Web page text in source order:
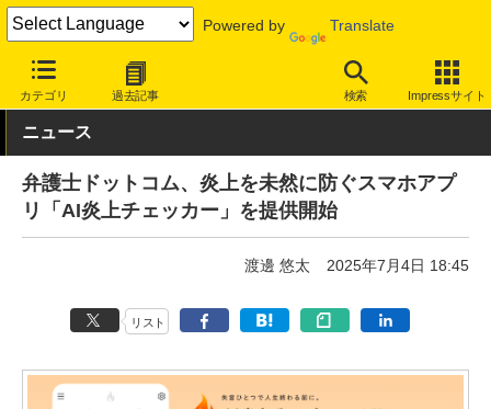
Powered by Translate
カテゴリ 過去記事 検索 Impressサイト
INTERNET Watch サービス/ソフト ソフトウェア スマートフ
ニュース
弁護士ドットコム、炎上を未然に防ぐスマホアプ
リ「AI炎上チェッカー」を提供開始
渡邊 悠太 2025年7月4日 18:45
リスト